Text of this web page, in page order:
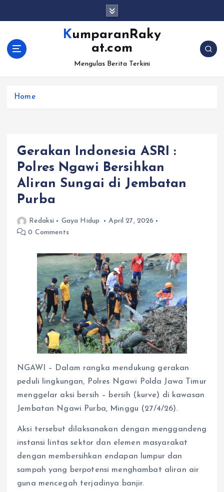
KumparanRaky
at.com
Mengulas Berita Terkini
Home
Gerakan Indonesia ASRI :
Polres Ngawi Bersihkan
Aliran Sungai di Jembatan
Purba
Redaksi Gaya Hidup
April 27, 2026
0 Comments
NGAWI – Dalam rangka mendukung gerakan
peduli lingkungan, Polres Ngawi Polda Jawa Timur
menggelar aksi bersih – bersih (kurve) di kawasan
Jembatan Ngawi Purba, Minggu (27/4/26).
Aksi tersebut dilaksanakan dengan menggandeng
instansi lintas sektor dan elemen masyarakat
dengan membersihkan endapan lumpur dan
sampah yang berpotensi menghambat aliran air
guna mencegah terjadinya banjir.